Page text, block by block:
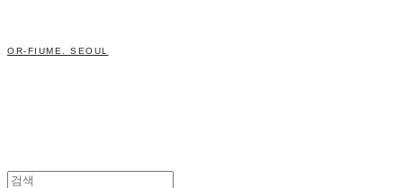
OR-FIUME. SEOUL